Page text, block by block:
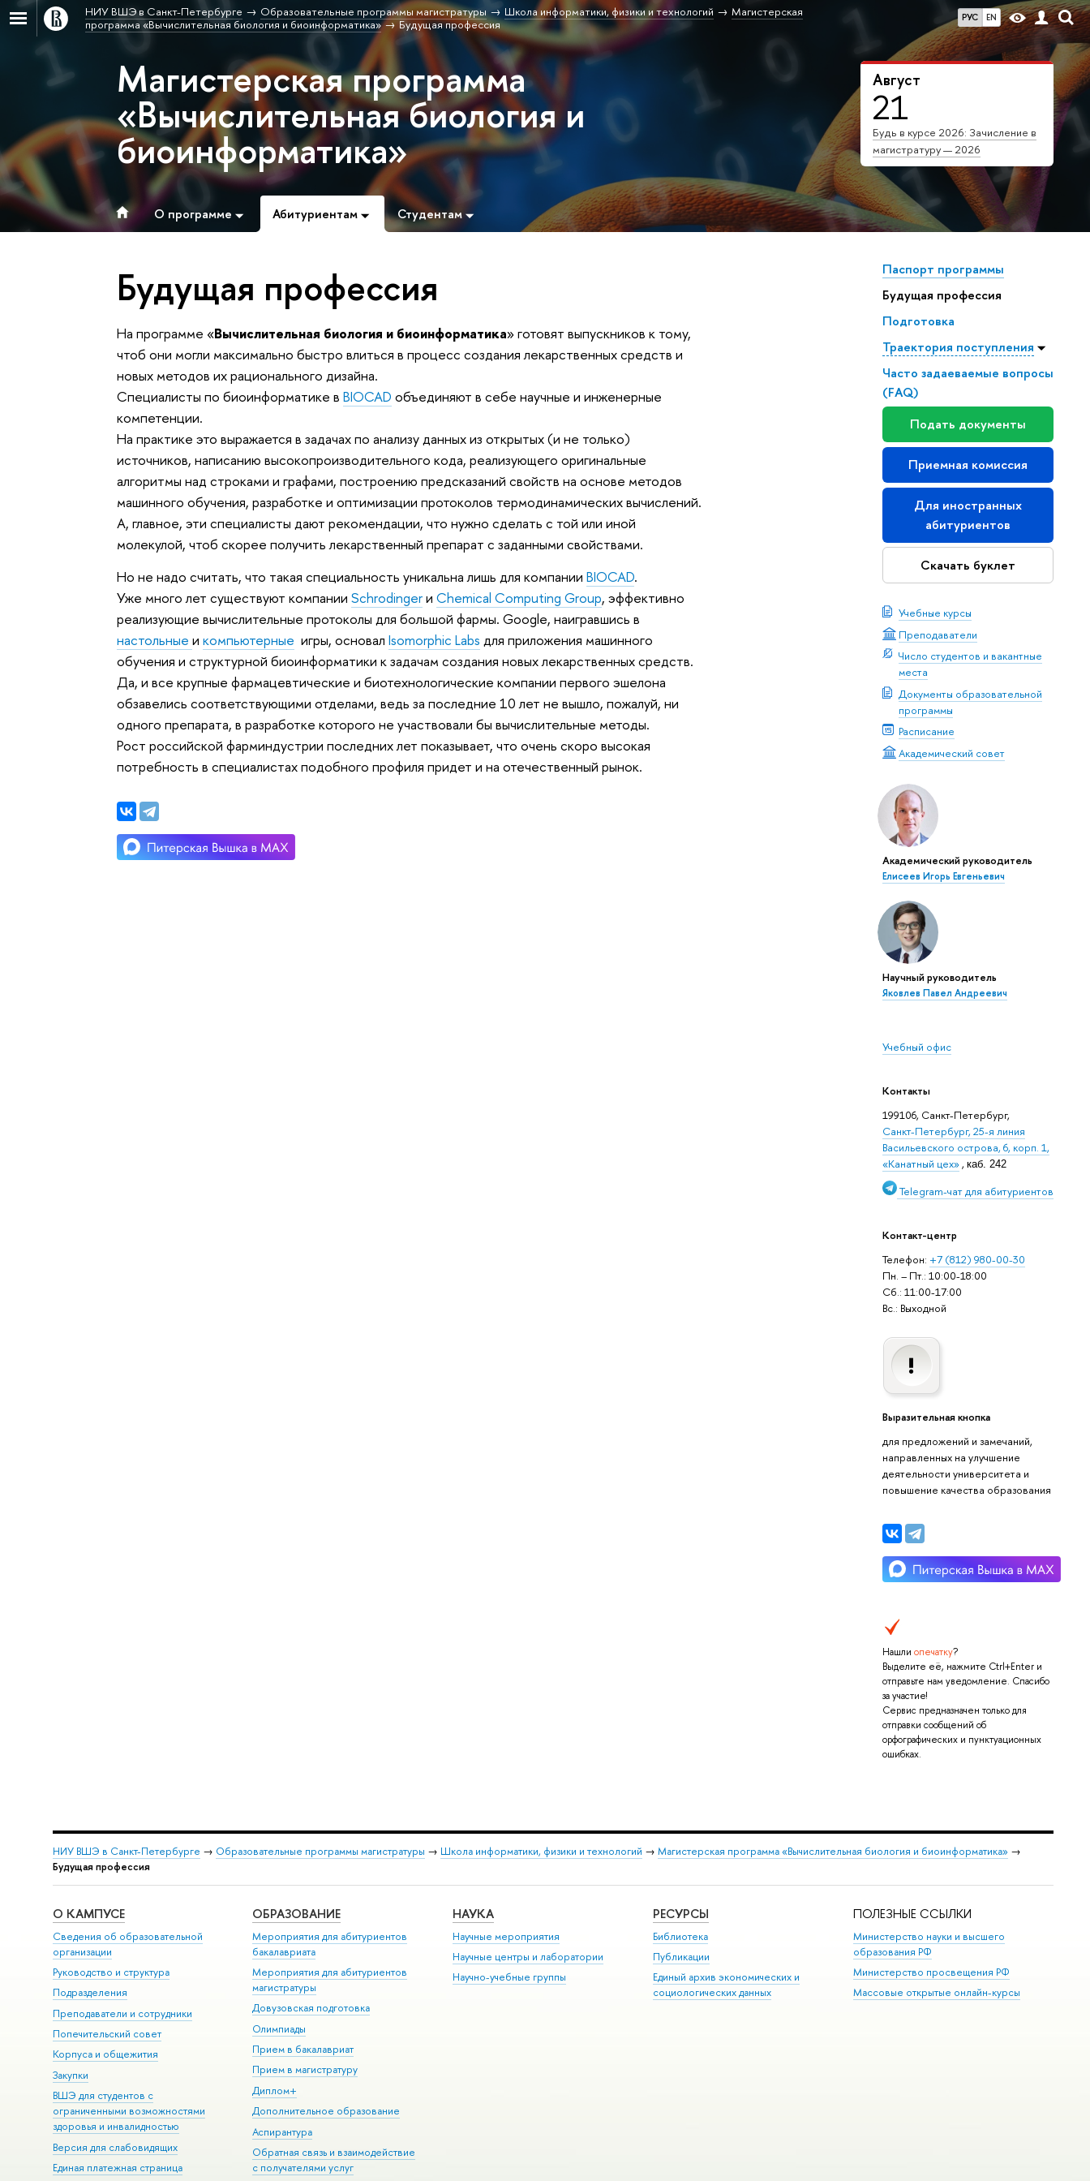
РУС EN
НИУ ВШЭ в Санкт-Петербурге Образовательные программы магистратуры Школа информатики, физики и технологий
Магистерская
программа «Вычислительная биология и биоинформатика»
Будущая профессия
Август
21
Будь в курсе 2026: Зачисление в
магистратуру — 2026
Магистерская программа
«Вычислительная биология и
биоинформатика»
О программе Абитуриентам Студентам
Паспорт программы
Будущая профессия
Подготовка
Траектория поступления
Часто задаеваемые вопросы
(FAQ)
Подать документы
Приемная комиссия
Для иностранных
абитуриентов
Скачать буклет
Учебные курсы
Преподаватели
Число студентов и вакантные
места
Документы образовательной
программы
Расписание
Академический совет
Академический руководитель
Елисеев Игорь Евгеньевич
Научный руководитель
Яковлев Павел Андреевич
Учебный офис
Контакты
199106, Санкт-Петербург,
Санкт-Петербург, 25-я линия
Васильевского острова, 6, корп. 1,
«Канатный цех», каб. 242
Telegram-чат для абитуриентов
Контакт-центр
Телефон: +7 (812) 980-00-30
Пн. – Пт.: 10:00-18:00
Сб.: 11:00-17:00
Вс.: Выходной
Выразительная кнопка
для предложений и замечаний,
направленных на улучшение
деятельности университета и
повышение качества образования
Нашли опечатку?
Выделите её, нажмите Ctrl+Enter и
отправьте нам уведомление. Спасибо
за участие!
Сервис предназначен только для
отправки сообщений об
орфографических и пунктуационных
ошибках.
Будущая профессия
На программе «Вычислительная биология и биоинформатика»готовят выпускников к тому,
чтоб они могли максимально быстро влиться в процесс создания лекарственных средств и
новых методов их рационального дизайна.
Специалисты по биоинформатике вBIOCAD объединяют в себе научные и инженерные
компетенции.
На практике это выражается в задачах по анализу данных из открытых (и не только)
источников, написанию высокопроизводительного кода, реализующего оригинальные
алгоритмы над строками и графами, построению предсказаний свойств на основе методов
машинного обучения, разработке и оптимизации протоколов термодинамических вычислений.
А, главное, эти специалисты дают рекомендации, что нужно сделать с той или иной
молекулой, чтоб скорее получить лекарственный препарат с заданными свойствами.
Но не надо считать, что такая специальность уникальна лишь для компанииBIOCAD.
Уже много лет существуют компанииSchrodingerиChemical Computing Group, эффективно
реализующие вычислительные протоколы для большой фармы. Google, наигравшись в
настольныеикомпьютерные игры, основалIsomorphic Labs для приложения машинного
обучения и структурной биоинформатики к задачам создания новых лекарственных средств.
Да, и все крупные фармацевтические и биотехнологические компании первого эшелона
обзавелись соответствующими отделами, ведь за последние 10 лет не вышло, пожалуй, ни
одного препарата, в разработке которого не участвовали бы вычислительные методы.
Рост российской фарминдустрии последних лет показывает, что очень скоро высокая
потребность в специалистах подобного профиля придет и на отечественный рынок.
НИУ ВШЭ в Санкт-Петербурге → Образовательные программы магистратуры → Школа информатики, физики и технологий → Магистерская программа «Вычислительная биология и биоинформатика» →
Будущая профессия
О КАМПУСЕ
Сведения об образовательной
организации
Руководство и структура
Подразделения
Преподаватели и сотрудники
Попечительский совет
Корпуса и общежития
Закупки
ВШЭ для студентов с
ограниченными возможностями
здоровья и инвалидностью
Версия для слабовидящих
Единая платежная страница
ОБРАЗОВАНИЕ
Мероприятия для абитуриентов
бакалавриата
Мероприятия для абитуриентов
магистратуры
Довузовская подготовка
Олимпиады
Прием в бакалавриат
Прием в магистратуру
Диплом+
Дополнительное образование
Аспирантура
Обратная связь и взаимодействие
с получателями услуг
НАУКА
Научные мероприятия
Научные центры и лаборатории
Научно-учебные группы
РЕСУРСЫ
Библиотека
Публикации
Единый архив экономических и
социологических данных
ПОЛЕЗНЫЕ ССЫЛКИ
Министерство науки и высшего
образования РФ
Министерство просвещения РФ
Массовые открытые онлайн-курсы